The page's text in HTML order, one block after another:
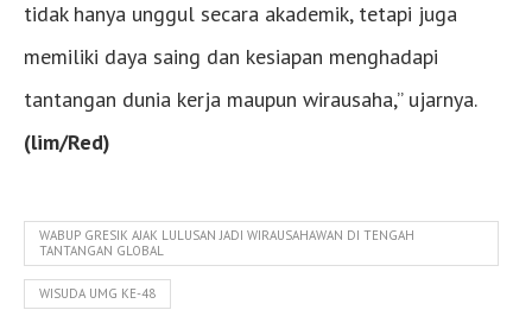
tidak hanya unggul secara akademik, tetapi juga
memiliki daya saing dan kesiapan menghadapi
tantangan dunia kerja maupun wirausaha,” ujarnya.
(lim/Red)
WABUP GRESIK AJAK LULUSAN JADI WIRAUSAHAWAN DI TENGAH
TANTANGAN GLOBAL
WISUDA UMG KE-48